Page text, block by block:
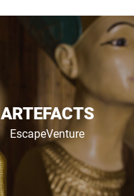
ARTEFACTS
EscapeVenture